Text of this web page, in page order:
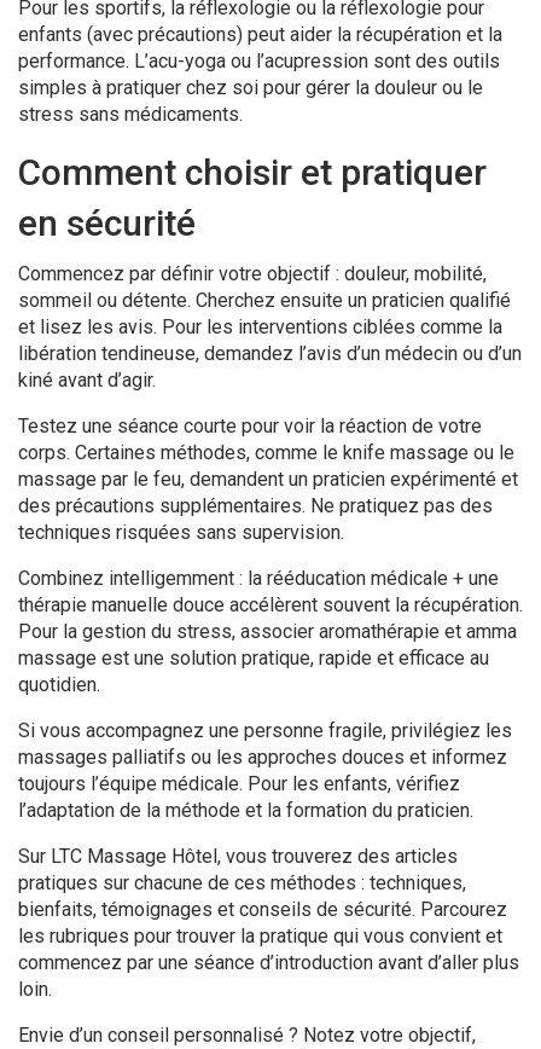
Pour les sportifs, la réflexologie ou la réflexologie pour
enfants (avec précautions) peut aider la récupération et la
performance. L’acu-yoga ou l’acupression sont des outils
simples à pratiquer chez soi pour gérer la douleur ou le
stress sans médicaments.
Comment choisir et pratiquer
en sécurité
Commencez par définir votre objectif : douleur, mobilité,
sommeil ou détente. Cherchez ensuite un praticien qualifié
et lisez les avis. Pour les interventions ciblées comme la
libération tendineuse, demandez l’avis d’un médecin ou d’un
kiné avant d’agir.
Testez une séance courte pour voir la réaction de votre
corps. Certaines méthodes, comme le knife massage ou le
massage par le feu, demandent un praticien expérimenté et
des précautions supplémentaires. Ne pratiquez pas des
techniques risquées sans supervision.
Combinez intelligemment : la rééducation médicale + une
thérapie manuelle douce accélèrent souvent la récupération.
Pour la gestion du stress, associer aromathérapie et amma
massage est une solution pratique, rapide et efficace au
quotidien.
Si vous accompagnez une personne fragile, privilégiez les
massages palliatifs ou les approches douces et informez
toujours l’équipe médicale. Pour les enfants, vérifiez
l’adaptation de la méthode et la formation du praticien.
Sur LTC Massage Hôtel, vous trouverez des articles
pratiques sur chacune de ces méthodes : techniques,
bienfaits, témoignages et conseils de sécurité. Parcourez
les rubriques pour trouver la pratique qui vous convient et
commencez par une séance d’introduction avant d’aller plus
loin.
Envie d’un conseil personnalisé ? Notez votre objectif,